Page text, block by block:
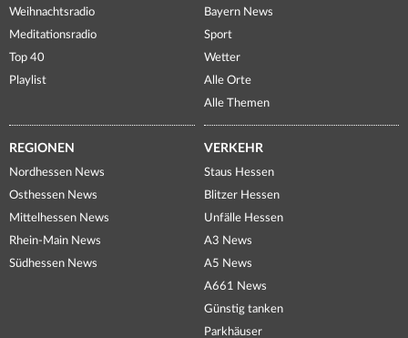
Weihnachtsradio
Meditationsradio
Top 40
Playlist
Bayern News
Sport
Wetter
Alle Orte
Alle Themen
REGIONEN
Nordhessen News
Osthessen News
Mittelhessen News
Rhein-Main News
Südhessen News
VERKEHR
Staus Hessen
Blitzer Hessen
Unfälle Hessen
A3 News
A5 News
A661 News
Günstig tanken
Parkhäuser